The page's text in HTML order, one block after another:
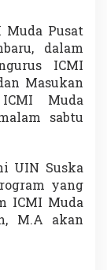
s
a
t
K
u
n
j
u
i
M
D
I
Pusat
dalam
ICMI
Masukan
Muda
sabtu
UIN Suska
yang
ICMI Muda
M.A akan